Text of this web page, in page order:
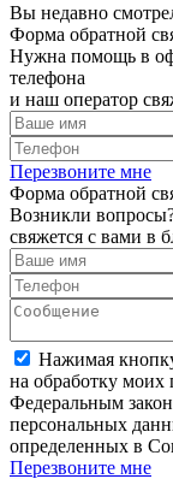
Вы недавно
Форма обратной
Нужна помощь в
телефона
и наш оператор
Перезвоните мне
Форма обратной
Возникли
свяжется с вами в
Нажимая
на обработку моих
Федеральным
персональных
определенных в
Перезвоните мне